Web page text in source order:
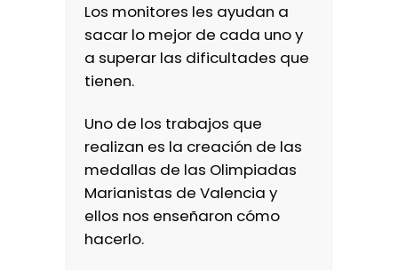
Los monitores les ayudan a
sacar lo mejor de cada uno y
a superar las dificultades que
tienen.
Uno de los trabajos que
realizan es la creación de las
medallas de las Olimpiadas
Marianistas de Valencia y
ellos nos enseñaron cómo
hacerlo.